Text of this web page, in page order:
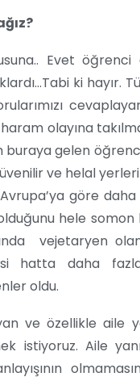
Evet öğrenci
ki hayır.
olayına
buraya gelen
ve helal
göre
hele somon
vejetaryen
hatta daha
oldu.
ve özellikle aile
istiyoruz. Aile